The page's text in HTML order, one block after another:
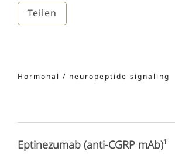
Teilen
Hormonal / neuropeptide signaling
Eptinezumab (anti-CGRP mAb)¹